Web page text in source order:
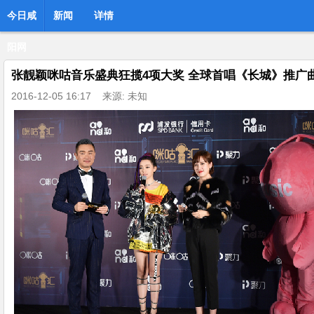
今日咸 新闻 详情
张靓颖咪咕音乐盛典狂揽4项大奖 全球首唱《长城》推广
2016-12-05 16:17 来源: 未知